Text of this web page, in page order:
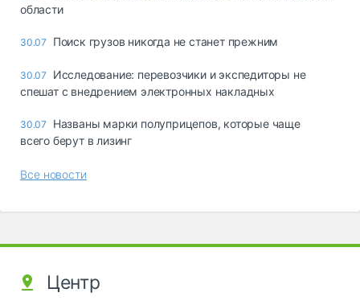
области
30.07 Поиск грузов никогда не станет прежним
30.07
Исследование: перевозчики и экспедиторы не
спешат с внедрением электронных накладных
30.07
Названы марки полуприцепов, которые чаще
всего берут в лизинг
Все новости
Центр